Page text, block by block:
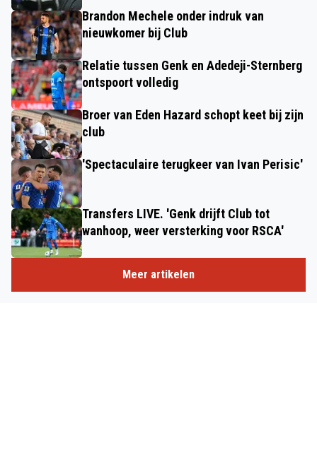
Brandon Mechele onder indruk van
nieuwkomer bij Club
Relatie tussen Genk en Adedeji-Sternberg
ontspoort volledig
Broer van Eden Hazard schopt keet bij zijn
club
'Spectaculaire terugkeer van Ivan Perisic'
Transfers LIVE. 'Genk drijft Club tot
wanhoop, weer versterking voor RSCA'
Meer artikelen